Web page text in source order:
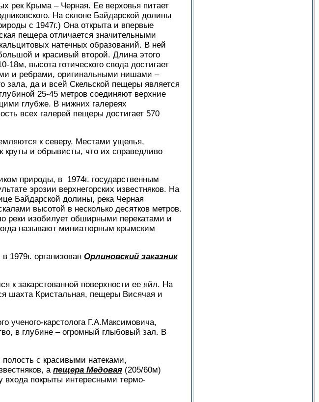
рек Крыма – Черная. Ее верховья питает
На склоне Байдарской долины
с 1947г.) Она открыта и впервые
пещера отличается значительными
натечных образований. В ней
и красивый второй. Длина этого
высота готического свода достигает
и ребрами, оригинальными нишами –
зала, да и всей Скельской пещеры является
25-45 метров соединяют верхние
глубже. В нижних галереях
всех галерей пещеры достигает 570
к северу. Местами ущелья,
круты и обрывисты, что их справедливо
природы, в 1974г. государственным
эрозии верхнегорских известняков. На
Байдарской долины, река Черная
высотой в несколько десятков метров.
реки изобилует обширными перекатами и
называют миниатюрным крымским
1979г. организован Орлиновский заказник
к закарстованной поверхности ее яйл. На
шахта Кристальная, пещеры Висячая и
ученого-карстолога Г.А.Максимовича,
в глубине – огромный глыбовый зал. В
с красивыми натеками,
а пещера Медовая (205/60м)
входа покрыты интересными термо-